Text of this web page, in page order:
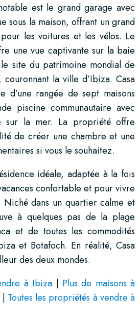
est le grand garage avec
sous la maison, offrant un grand
les voitures et les vélos. Le
une vue captivante sur la baie
site du patrimoine mondial de
couronnant la ville d’Ibiza. Casa
d’une rangée de sept maisons
piscine communautaire avec
sur la mer. La propriété offre
de créer une chambre et une
si vous le souhaitez.
idéale, adaptée à la fois
confortable et pour vivre
Niché dans un quartier calme et
à quelques pas de la plage
et de toutes les commodités
et Botafoch. En réalité, Casa
des deux mondes.
à Ibiza | Plus de maisons à
| Toutes les propriétés à vendre à